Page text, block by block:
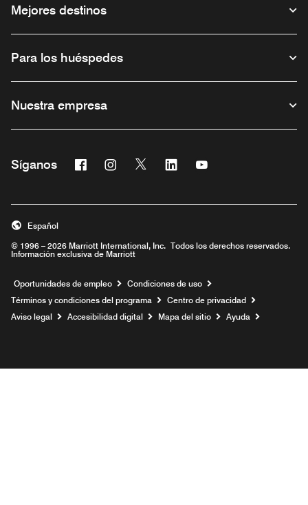
Mejores destinos
Para los huéspedes
Nuestra empresa
Síganos Facebook
Abre una ventana nueva
Instagram
Abre una ventana nueva
Twitter
Abre una ventana nueva
Linkedin
Abre una ventana nueva
Abre una ventana
© 1996 – 2026 Marriott International, Inc. Todos los derechos reservados.
Información exclusiva de Marriott
Español
Oportunidades de empleo Abre una ventana nueva
Condiciones de uso
Términos y condiciones del programa
Centro de privacidad
Aviso legal
Accesibilidad digital Mapa del sitio Ayuda